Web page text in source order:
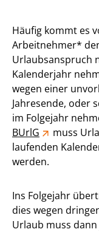
Häufig kommt es
Arbeitnehmer*
Urlaubsanspruch
Kalenderjahr
wegen einer
Jahresende, oder
im Folgejahr
BUrlG
muss
laufenden
werden.
Ins Folgejahr
dies wegen
Urlaub muss